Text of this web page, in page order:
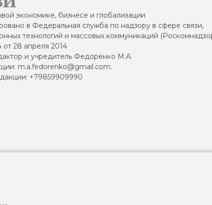
экономике, бизнесе и глобализации
в Федеральная служба по надзору в сфере связи,
технологий и массовых коммуникаций
28 апреля 2014
и учредитель Федоренко М.А.
m.a.fedorenko@gmail.com.
+79859909990